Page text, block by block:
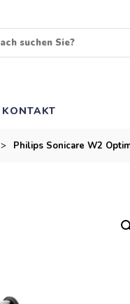
KONTAKT
> Philips Sonicare W2